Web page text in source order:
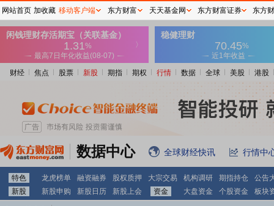
财经 焦点 股票 新股 期指 期权 行情 数据 全球 美股 港股
数据中心 全球财经快讯 行情中
特色 龙虎榜单 融资融券 股权质押 大宗交易 机构调研 期指持仓
公告
新股
新股申购 新股日历 新股上会 资金 大盘资金 个股资金 板块
网站首页 加收藏 移动客户端 东方财富 天天基金网 东方财富证券 东方